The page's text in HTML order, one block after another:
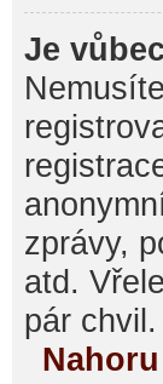
Je
zprávy,
atd.
pár chvil.
Nahoru